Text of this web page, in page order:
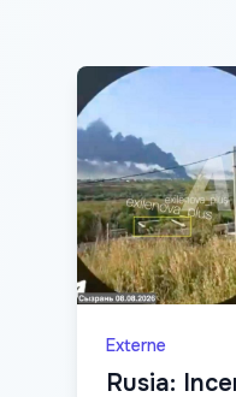
Externe
Rusia: